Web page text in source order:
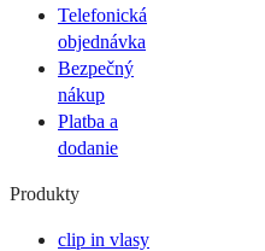
Telefonická
objednávka
Bezpečný
nákup
Platba a
dodanie
Produkty
clip in vlasy